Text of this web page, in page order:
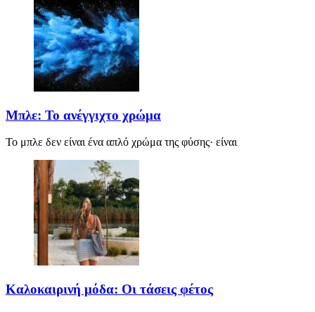
Μπλε: Το ανέγγιχτο χρώμα
Το μπλε δεν είναι ένα απλό χρώμα της φύσης· είναι
Καλοκαιρινή μόδα: Οι τάσεις φέτος